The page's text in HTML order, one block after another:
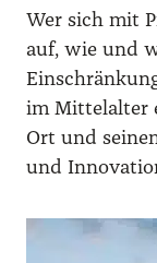
Wer sich mit
auf, wie und
im Mittelalter
Ort und
und